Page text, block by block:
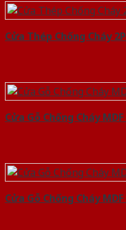
Cửa Thép Chống Cháy
Cửa Gỗ Chống Cháy
Cửa Gỗ Chống Cháy